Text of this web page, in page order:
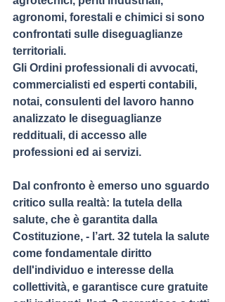
agronomi, forestali e chimici si sono
confrontati sulle diseguaglianze
territoriali.
Gli Ordini professionali di avvocati,
commercialisti ed esperti contabili,
notai, consulenti del lavoro hanno
analizzato le diseguaglianze
reddituali, di accesso alle
professioni ed ai servizi.
Dal confronto è emerso uno sguardo
critico sulla realtà: la tutela della
salute, che è garantita dalla
Costituzione, - l’art. 32 tutela la salute
come fondamentale diritto
dell'individuo e interesse della
collettività, e garantisce cure gratuite